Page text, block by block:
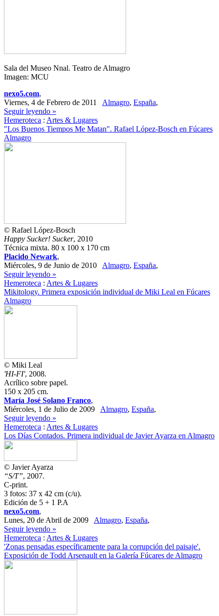
Sala del Museo Nnal. Teatro de Almagro
Imagen: MCU
nexo5.com,
Viernes, 4 de Febrero de 2011 Almagro, España,
Seguir leyendo »
Hemeroteca : Artes & Lugares
"Los Buenos Tiempos Me Matan". Rafael López-Bosch en Fúcares
Almagro
© Rafael López-Bosch
Happy Sucker! Sucker, 2010
Técnica mixta. 80 x 100 x 170 cm
Placido Newark,
Miércoles, 9 de Junio de 2010 Almagro, España,
Seguir leyendo »
Hemeroteca : Artes & Lugares
Mikitology. Primera exposición individual de Miki Leal en Fúcares
Almagro
© Miki Leal
'HI-FI', 2008.
Acrílico sobre papel.
150 x 205 cm.
María José Solano Franco,
Miércoles, 1 de Julio de 2009 Almagro, España,
Seguir leyendo »
Hemeroteca : Artes & Lugares
Los Días Contados. Primera individual de Javier Ayarza en Almagro
© Javier Ayarza
“S/T”, 2007.
C-print.
3 fotos: 37 x 42 cm (c/u).
Edición de 5 + 1 P.A
nexo5.com,
Lunes, 20 de Abril de 2009 Almagro, España,
Seguir leyendo »
Hemeroteca : Artes & Lugares
'Zonas pensadas específicamente para la corrupción del paisaje'.
Exposición de Todd Arsenault en la Galería Fúcares de Almagro